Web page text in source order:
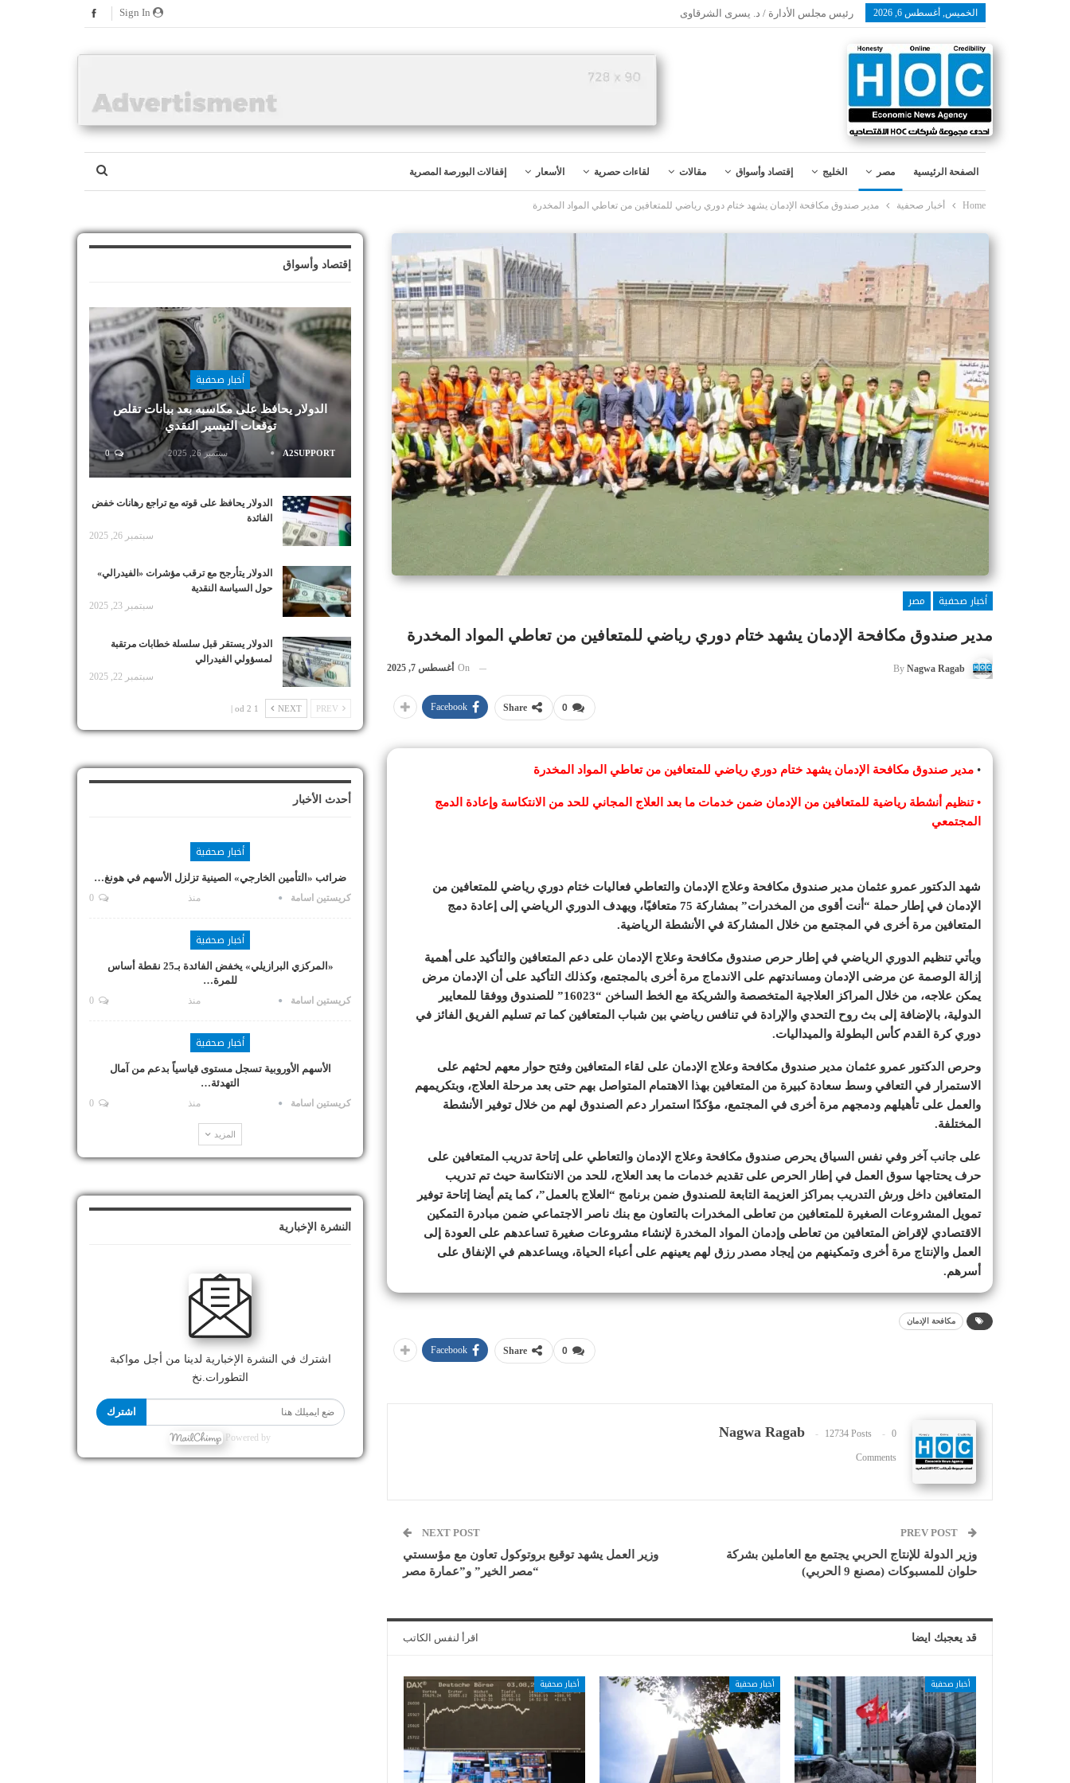
الخميس, أغسطس 6, 2026 رئيس مجلس الأدارة / د. يسرى الشرقاوى
الصفحة الرئيسية مصر الخليج إقتصاد وأسواق مقالات لقاءات حصرية الأسعار إقفالات البورصة المصرية
Home أخبار صحفية مدير صندوق مكافحة الإدمان يشهد ختام دوري رياضي للمتعافين من تعاطي المواد المخدرة
أخبار صحفية
مصر
مدير صندوق مكافحة الإدمان يشهد ختام دوري رياضي للمتعافين من تعاطي المواد المخدرة
By Nagwa Ragab
On أغسطس 7, 2025
0
Share
Facebook
• مدير صندوق مكافحة الإدمان يشهد ختام دوري رياضي للمتعافين من تعاطي المواد المخدرة
• تنظيم أنشطة رياضية للمتعافين من الإدمان ضمن خدمات ما بعد العلاج المجاني للحد من الانتكاسة وإعادة الدمج
المجتمعي
شهد الدكتور عمرو عثمان مدير صندوق مكافحة وعلاج الإدمان والتعاطي فعاليات ختام دوري رياضي للمتعافين من
الإدمان في إطار حملة “أنت أقوى من المخدرات” بمشاركة 75 متعافيًا، ويهدف الدوري الرياضي إلى إعادة دمج
المتعافين مرة أخرى في المجتمع من خلال المشاركة في الأنشطة الرياضية.
ويأتي تنظيم الدوري الرياضي في إطار حرص صندوق مكافحة وعلاج الإدمان على دعم المتعافين والتأكيد على أهمية
إزالة الوصمة عن مرضى الإدمان ومساندتهم على الاندماج مرة أخرى بالمجتمع، وكذلك التأكيد على أن الإدمان مرض
يمكن علاجه، من خلال المراكز العلاجية المتخصصة والشريكة مع الخط الساخن “16023” للصندوق ووفقا للمعايير
الدولية، بالإضافة إلى بث روح التحدي والإرادة في تنافس رياضي بين شباب المتعافين كما تم تسليم الفريق الفائز في
دوري كرة القدم كأس البطولة والميداليات.
وحرص الدكتور عمرو عثمان مدير صندوق مكافحة وعلاج الإدمان على لقاء المتعافين وفتح حوار معهم لحثهم على
الاستمرار في التعافي وسط سعادة كبيرة من المتعافين بهذا الاهتمام المتواصل بهم حتى بعد مرحلة العلاج، وبتكريمهم
والعمل على تأهيلهم ودمجهم مرة أخرى في المجتمع، مؤكدًا استمرار دعم الصندوق لهم من خلال توفير الأنشطة
المختلفة.
على جانب آخر وفي نفس السياق يحرص صندوق مكافحة وعلاج الإدمان والتعاطي على إتاحة تدريب المتعافين على
حرف يحتاجها سوق العمل في إطار الحرص على تقديم خدمات ما بعد العلاج، للحد من الانتكاسة حيث تم تدريب
المتعافين داخل ورش التدريب بمراكز العزيمة التابعة للصندوق ضمن برنامج “العلاج بالعمل”، كما يتم أيضا إتاحة توفير
تمويل المشروعات الصغيرة للمتعافين من تعاطى المخدرات بالتعاون مع بنك ناصر الاجتماعي ضمن مبادرة التمكين
الاقتصادي لإقراض المتعافين من تعاطى وإدمان المواد المخدرة لإنشاء مشروعات صغيرة تساعدهم على العودة إلى
العمل والإنتاج مرة أخرى وتمكينهم من إيجاد مصدر رزق لهم يعينهم على أعباء الحياة، ويساعدهم في الإنفاق على
أسرهم.
مكافحة الإدمان
0
Share
Facebook
Nagwa Ragab 12734 Posts 0
Comments
وزير الدولة للإنتاج الحربي يجتمع مع العاملين بشركة
حلوان للمسبوكات (مصنع 9 الحربي)
NEXT POST
وزير العمل يشهد توقيع بروتوكول تعاون مع مؤسستي
“مصر الخير” و”عمارة مصر
قد يعجبك ايضا اقرأ لنفس الكاتب
أخبار صحفية أخبار صحفية أخبار صحفية
إقتصاد وأسواق
أخبار صحفية
الدولار يحافظ على مكاسبه بعد بيانات تقلص
توقعات التيسير النقدي
A2SUPPORT سبتمبر 26, 2025 0
الدولار يحافظ على قوته مع تراجع رهانات خفض
الفائدة
سبتمبر 26, 2025
الدولار يتأرجح مع ترقب مؤشرات «الفيدرالي»
حول السياسة النقدية
سبتمبر 23, 2025
الدولار يستقر قبل سلسلة خطابات مرتقبة
لمسؤولي الفيدرالي
سبتمبر 22, 2025
NEXT
1 od 2 |
أحدث الأخبار
أخبار صحفية
ضرائب «التأمين الخارجي» الصينية تزلزل الأسهم في هونغ…
كريستين اسامة منذ
أخبار صحفية
«المركزي البرازيلي» يخفض الفائدة بـ25 نقطة أساس
للمرة…
كريستين اسامة منذ
أخبار صحفية
الأسهم الأوروبية تسجل مستوى قياسياً بدعم من آمال
التهدئة…
كريستين اسامة منذ
المزيد
النشرة الإخبارية
اشترك في النشرة الإخبارية لدينا من أجل مواكبة
التطورات.نخ
اشترك
Powered by